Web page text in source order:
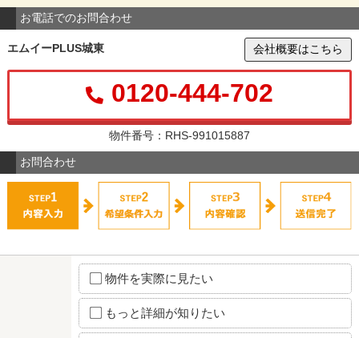
お電話でのお問合わせ
エムイーPLUS城東 会社概要はこちら
0120-444-702
物件番号：RHS-991015887
お問合わせ
物件を実際に見たい
もっと詳細が知りたい